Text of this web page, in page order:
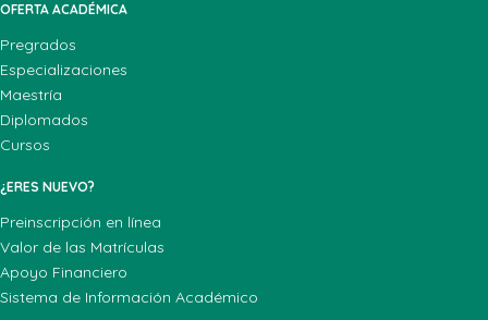
OFERTA ACADÉMICA
Pregrados
Especializaciones
Maestría
Diplomados
Cursos
¿ERES NUEVO?
Preinscripción en línea
Valor de las Matrículas
Apoyo Financiero
Sistema de Información Académico